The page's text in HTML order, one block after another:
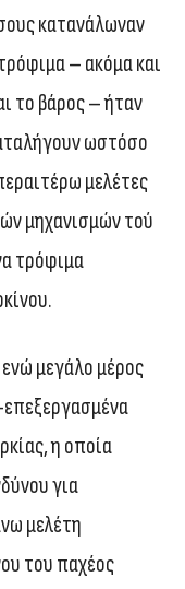
κατανάλωναν
– ακόμα και
το βάρος – ήταν
ωστόσο
μελέτες
μηχανισμών τού
τρόφιμα
ενώ μεγάλο μέρος
επεξεργασμένα
η οποία
για
μελέτη
του παχέος